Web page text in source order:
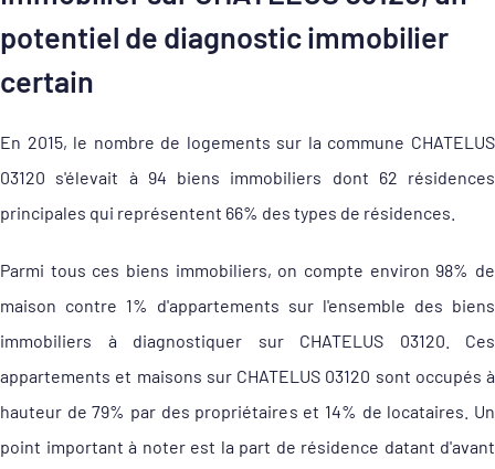
potentiel de diagnostic immobilier
certain
En 2015, le nombre de logements sur la commune CHATELUS
03120 s'élevait à 94 biens immobiliers dont 62 résidences
principales qui représentent 66% des types de résidences.
Parmi tous ces biens immobiliers, on compte environ 98% de
maison contre 1% d'appartements sur l'ensemble des biens
immobiliers à diagnostiquer sur CHATELUS 03120. Ces
appartements et maisons sur CHATELUS 03120 sont occupés à
hauteur de 79% par des propriétaires et 14% de locataires. Un
point important à noter est la part de résidence datant d'avant